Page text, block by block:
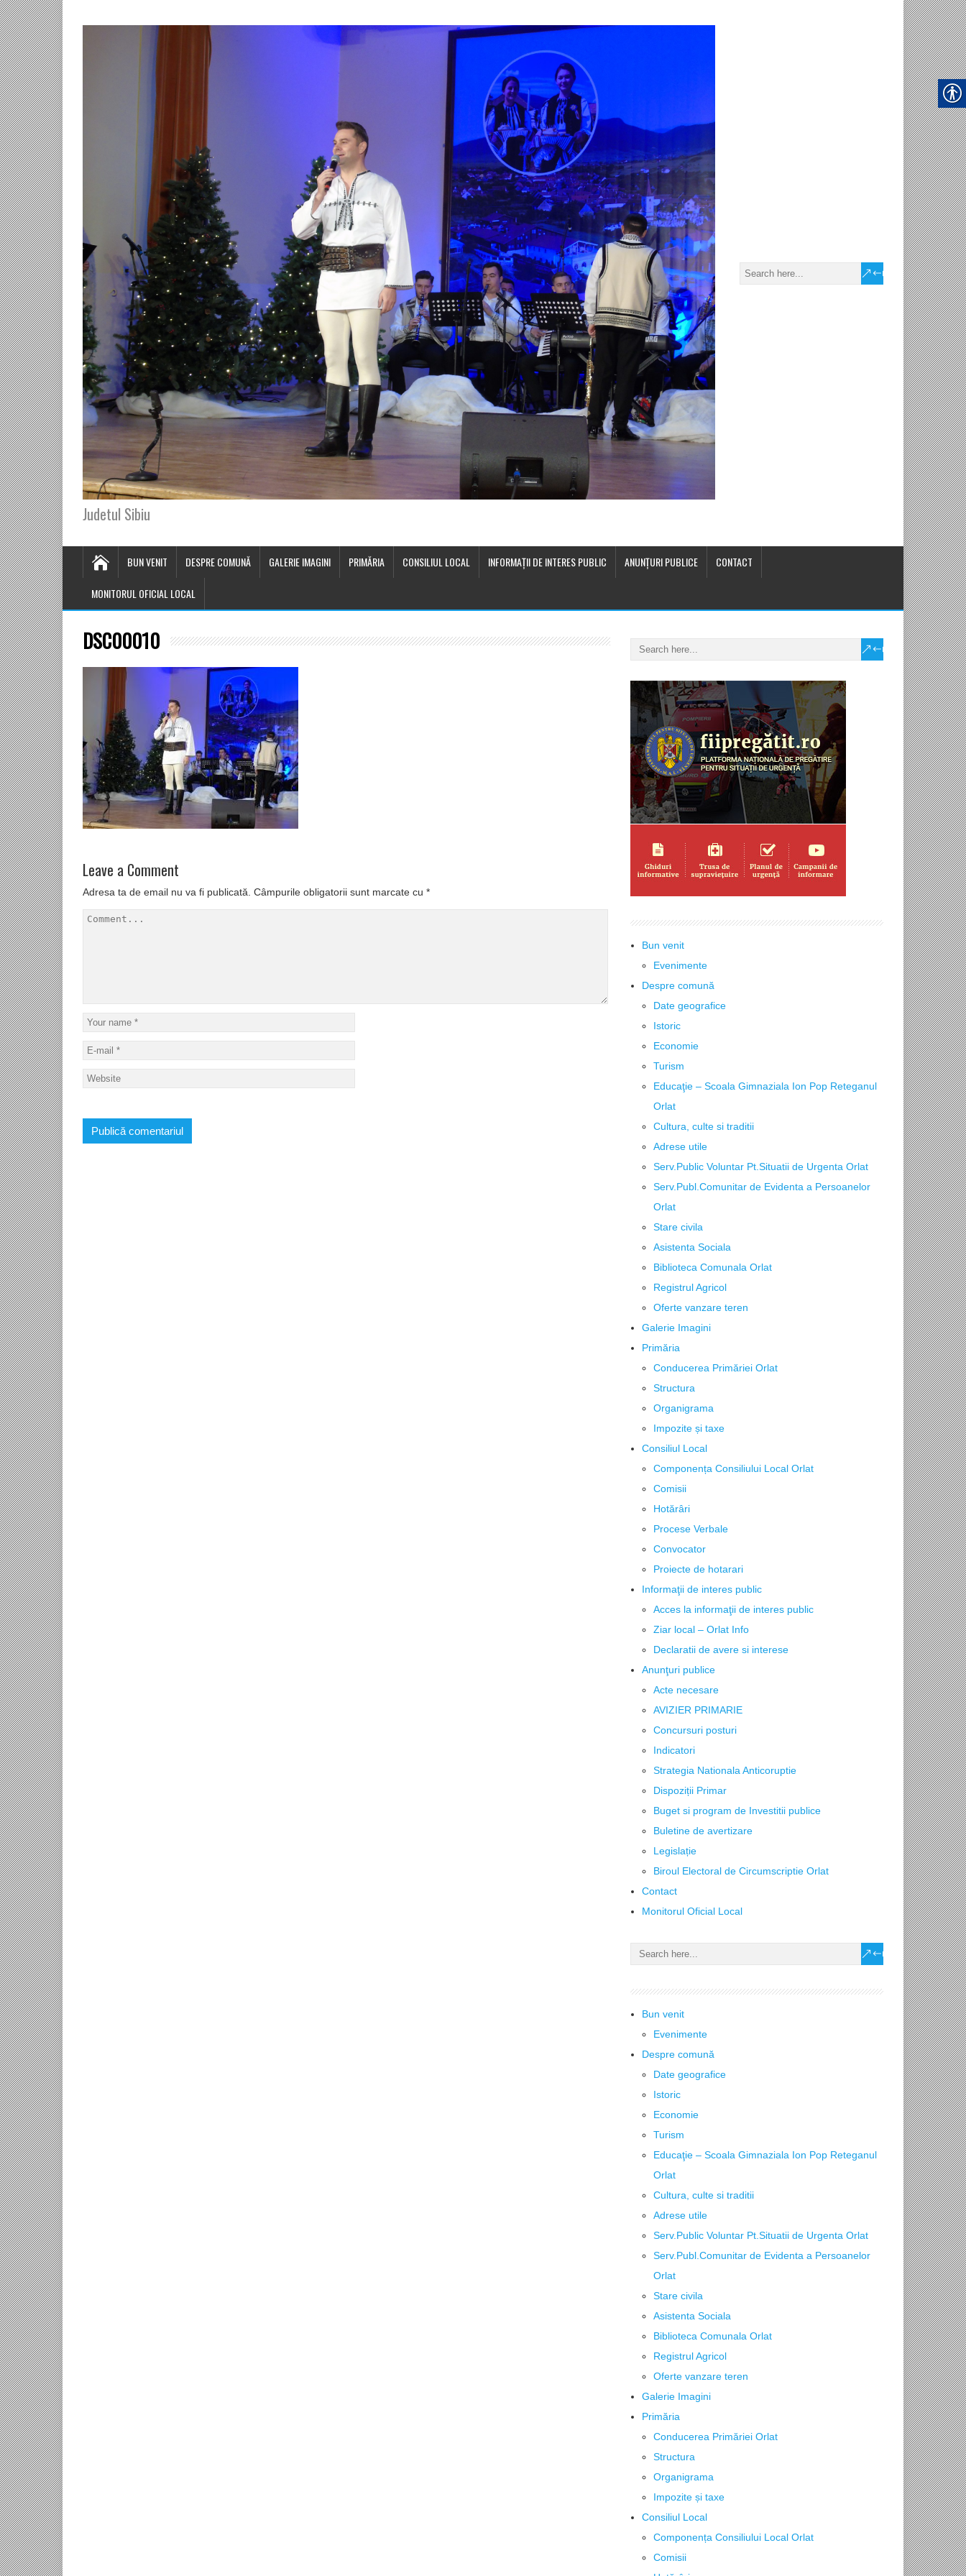
Judetul Sibiu
BUN VENIT DESPRE COMUNĂ GALERIE IMAGINI PRIMĂRIA CONSILIUL LOCAL INFORMAŢII DE INTERES PUBLIC ANUNŢURI PUBLICE CONTACT
MONITORUL OFICIAL LOCAL
DSC00010
Leave a Comment
Adresa ta de email nu va fi publicată. Câmpurile obligatorii sunt marcate cu *
Bun venit
Evenimente
Despre comună
Date geografice
Istoric
Economie
Turism
Educaţie – Scoala Gimnaziala Ion Pop Reteganul
Orlat
Cultura, culte si traditii
Adrese utile
Serv.Public Voluntar Pt.Situatii de Urgenta Orlat
Serv.Publ.Comunitar de Evidenta a Persoanelor
Orlat
Stare civila
Asistenta Sociala
Biblioteca Comunala Orlat
Registrul Agricol
Oferte vanzare teren
Galerie Imagini
Primăria
Conducerea Primăriei Orlat
Structura
Organigrama
Impozite și taxe
Consiliul Local
Componența Consiliului Local Orlat
Comisii
Hotărâri
Procese Verbale
Convocator
Proiecte de hotarari
Informaţii de interes public
Acces la informaţii de interes public
Ziar local – Orlat Info
Declaratii de avere si interese
Anunţuri publice
Acte necesare
AVIZIER PRIMARIE
Concursuri posturi
Indicatori
Strategia Nationala Anticoruptie
Dispoziții Primar
Buget si program de Investitii publice
Buletine de avertizare
Legislație
Biroul Electoral de Circumscriptie Orlat
Contact
Monitorul Oficial Local
Bun venit
Evenimente
Despre comună
Date geografice
Istoric
Economie
Turism
Educaţie – Scoala Gimnaziala Ion Pop Reteganul
Orlat
Cultura, culte si traditii
Adrese utile
Serv.Public Voluntar Pt.Situatii de Urgenta Orlat
Serv.Publ.Comunitar de Evidenta a Persoanelor
Orlat
Stare civila
Asistenta Sociala
Biblioteca Comunala Orlat
Registrul Agricol
Oferte vanzare teren
Galerie Imagini
Primăria
Conducerea Primăriei Orlat
Structura
Organigrama
Impozite și taxe
Consiliul Local
Componența Consiliului Local Orlat
Comisii